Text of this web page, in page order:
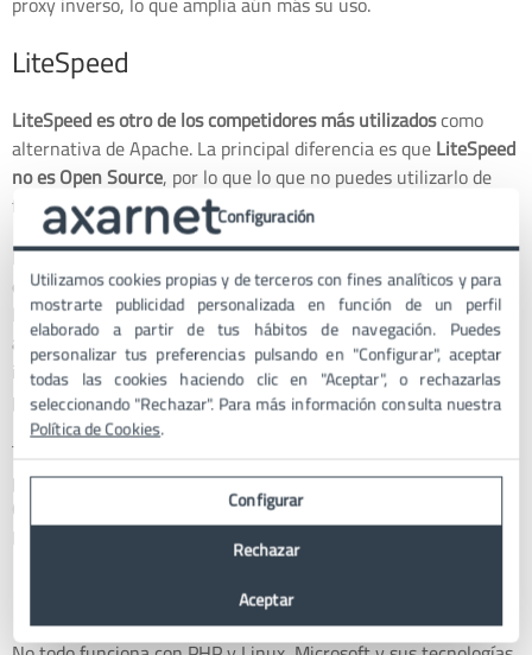
LiteSpeed
LiteSpeed es otro de los competidores más utilizadoscomo
alternativa de Apache. La principal diferencia es queLiteSpeed
no es Open Source, por lo que lo que no puedes utilizarlo de
forma gratuita y hay que pagar una licencia de uso.
Existe una versión gratuita, aunque con muchas menos
características que la opción de pago.La gran baza de
LiteSpeed es su rendimiento, que puede superar Nginx, pero
además es compatible con los archivos htaccess, por lo que su
integración o cambio desde Apache da muchos menos
problemas.
También es muy efectivo con el contenido caché y tiene
plugins ymódulos gratuitos creados para aprovecharlo en los
CMS más populares
, como pueden ser WordPress, Joomla,
Magento o PrestaShop.
Configuración
Utilizamos cookies propias y de terceros con fines analíticos y para
mostrarte publicidad personalizada en función de un perfil
elaborado a partir de tus hábitos de navegación. Puedes
personalizar tus preferencias pulsando en "Configurar", aceptar
todas las cookies haciendo clic en "Aceptar", o rechazarlas
seleccionando "Rechazar". Para más información consulta nuestra
Política de Cookies.
Configurar
Rechazar
Aceptar